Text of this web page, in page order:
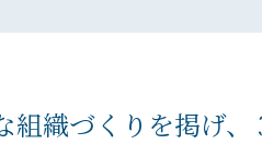
組織づくりを掲げ